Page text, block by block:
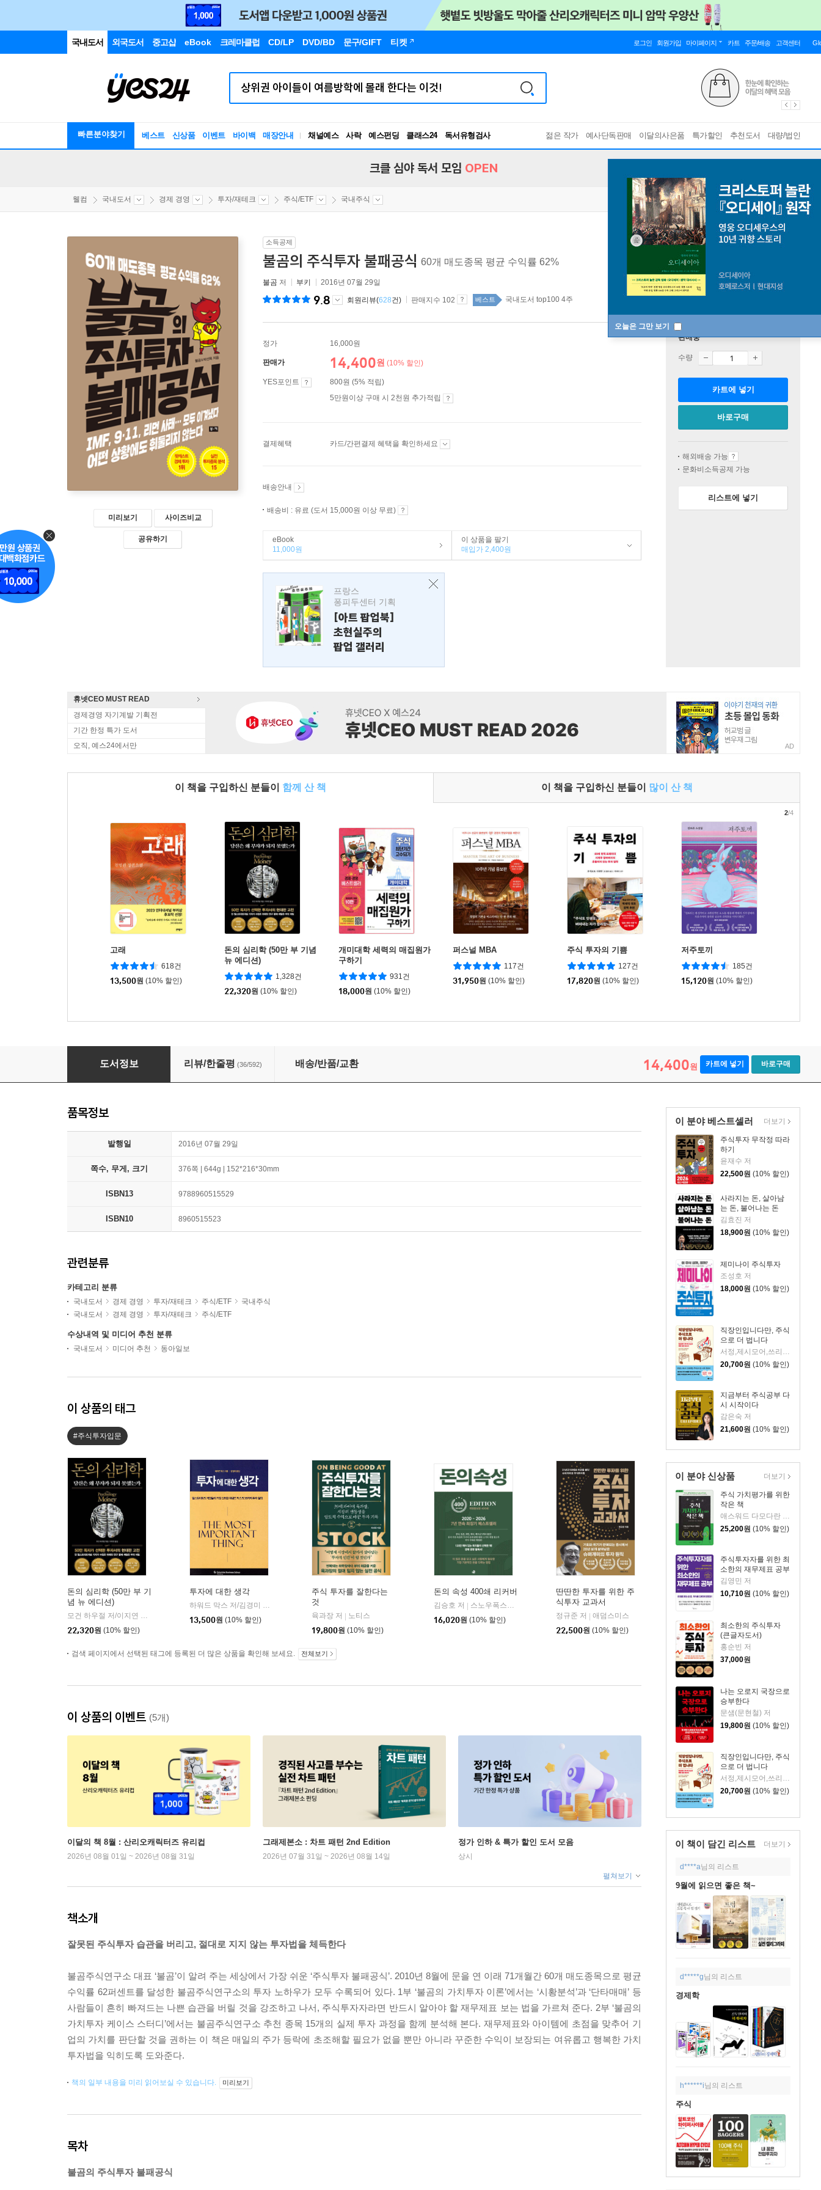
국내도서 외국도서 중고샵 eBook 크레마클럽 CD/LP DVD/BD 문구/GIFT 티켓 로그인 회원가입 마이페이지 카트 주문/배송 고객센터
빠른분야찾기 베스트 신상품 이벤트 바이백 매장안내 채널예스 사락 예스펀딩 클래스24
독서유형검사
RBTI Lab
젊은 작가 예사단독판매 이달의사은품 특가할인 추천도서 대량/법인
오늘은 그만 보기
크클 심야 독서 모임 OPEN
웰컴 국내도서 경제 경영 투자/재테크 주식/ETF 국내주식
미리보기 사이즈비교
공유하기
소득공제
불곰의 주식투자 불패공식 60개 매도종목 평균 수익률 62%
불곰 저 부키 2016년 07월 29일
9.8 회원리뷰(628건) 판매지수 102 베스트 국내도서 top100 4주
정가 16,000원
판매가 14,400원 (10% 할인)
YES포인트
800원 (5% 적립)
5만원이상 구매 시 2천원 추가적립
결제혜택 카드/간편결제 혜택을 확인하세요
배송안내
배송비 : 유료 (도서 15,000원 이상 무료)
eBook
11,000원
이 상품을 팔기
매입가 2,400원
프랑스
퐁피두센터 기획
[아트 팝업북]
초현실주의
팝업 갤러리
판매중
수량
카트에 넣기
바로구매
해외배송 가능
문화비소득공제 가능
리스트에 넣기
휴넷CEO MUST READ
경제경영 자기계발 기획전
기간 한정 특가 도서
오직, 예스24에서만
AD
이 책을 구입하신 분들이 함께 산 책 이 책을 구입하신 분들이 많이 산 책
고래
618건
13,500원 (10% 할인)
돈의 심리학 (50만 부 기념
뉴 에디션)
1,328건
22,320원 (10% 할인)
개미대학 세력의 매집원가
구하기
931건
18,000원 (10% 할인)
퍼스널 MBA
117건
31,950원 (10% 할인)
주식 투자의 기쁨
127건
17,820원 (10% 할인)
저주토끼
185건
15,120원 (10% 할인)
2/4
불곰의 주식투자 불패공식
도서정보 리뷰/한줄평 (36/592) 배송/반품/교환 14,400원 카트에 넣기 바로구매
이 분야 베스트셀러
주식투자 무작정 따라
하기
윤재수 저
22,500원 (10% 할인)
사라지는 돈, 살아남
는 돈, 불어나는 돈
김효진 저
18,900원 (10% 할인)
제미나이 주식투자
조성호 저
18,000원 (10% 할인)
직장인입니다만, 주식
으로 더 법니다
서정,제시모어,쓰리쿼터 저/권오태,시그널리포트 편
20,700원 (10% 할인)
지금부터 주식공부 다
시 시작이다
감은숙 저
21,600원 (10% 할인)
더보기
이 분야 신상품
주식 가치평가를 위한
작은 책
애스워드 다모다란 저/정호성 역
25,200원 (10% 할인)
주식투자자를 위한 최
소한의 재무제표 공부
김영민 저
10,710원 (10% 할인)
최소한의 주식투자
(큰글자도서)
홍순빈 저
37,000원
나는 오로지 국장으로
승부한다
문샘(문현철) 저
19,800원 (10% 할인)
직장인입니다만, 주식
으로 더 법니다
서정,제시모어,쓰리쿼터 저/권오태,시그널리포트 편
20,700원 (10% 할인)
더보기
이 책이 담긴 리스트 더보기
d****a님의 리스트
9월에 읽으면 좋은 책~
d*****g님의 리스트
경제학
h******i님의 리스트
주식
품목정보
발행일 2016년 07월 29일
쪽수, 무게, 크기 376쪽 | 644g | 152*216*30mm
ISBN13 9788960515529
ISBN10 8960515523
관련분류
카테고리 분류
국내도서 경제 경영 투자/재테크 주식/ETF
국내주식
국내도서
경제 경영 투자/재테크 주식/ETF
수상내역 및 미디어 추천 분류
국내도서 미디어 추천 동아일보
이 상품의 태그
#주식투자입문
돈의 심리학 (50만 부 기
념 뉴 에디션)
모건 하우절 저/이지연 역
22,320원 (10% 할인)
투자에 대한 생각
하워드 막스 저/김경미 역
13,500원 (10% 할인)
주식 투자를 잘한다는
것
육과장 저
노티스
19,800원 (10% 할인)
돈의 속성 400쇄 리커버
김승호 저
스노우폭스북스
16,020원 (10% 할인)
딴딴한 투자를 위한 주
식투자 교과서
정규준 저
애덤스미스
22,500원 (10% 할인)
검색 페이지에서 선택된 태그에 등록된 더 많은 상품을 확인해 보세요. 전체보기
이 상품의 이벤트 (5개)
이달의 책 8월 : 산리오캐릭터즈 유리컵
2026년 08월 01일 ~ 2026년 08월 31일
그래제본소 : 차트 패턴 2nd Edition
2026년 07월 31일 ~ 2026년 08월 14일
정가 인하 & 특가 할인 도서 모음
상시
펼쳐보기
책소개
잘못된 주식투자 습관을 버리고, 절대로 지지 않는 투자법을 체득한다
불곰주식연구소 대표 ‘불곰’이 알려 주는 세상에서 가장 쉬운 ‘주식투자 불패공식’. 2010년 8월에 문을 연 이래 71개월간 60개 매도종목으로 평균
수익률 62퍼센트를 달성한 불곰주식연구소의 투자 노하우가 모두 수록되어 있다. 1부 ‘불곰의 가치투자 이론’에서는 ‘시황분석’과 ‘단타매매’ 등
사람들이 흔히 빠져드는 나쁜 습관을 버릴 것을 강조하고 나서, 주식투자자라면 반드시 알아야 할 재무제표 보는 법을 가르쳐 준다. 2부 ‘불곰의
가치투자 케이스 스터디’에서는 불곰주식연구소 추천 종목 15개의 실제 투자 과정을 함께 분석해 본다. 재무제표와 아이템에 초점을 맞추어 기
업의 가치를 판단할 것을 권하는 이 책은 매일의 주가 등락에 초조해할 필요가 없을 뿐만 아니라 꾸준한 수익이 보장되는 여유롭고 행복한 가치
투자법을 익히도록 도와준다.
책의 일부 내용을 미리 읽어보실 수 있습니다. 미리보기
목차
불곰의 주식투자 불패공식